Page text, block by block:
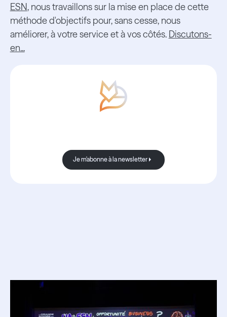
ESN, nous travaillons sur la mise en place de cette
méthode d'objectifs pour, sans cesse, nous
améliorer, à votre service et à vos côtés. Discutons-
en...
Je m'abonne à la newsletter
Je m'abonne à la newsletter